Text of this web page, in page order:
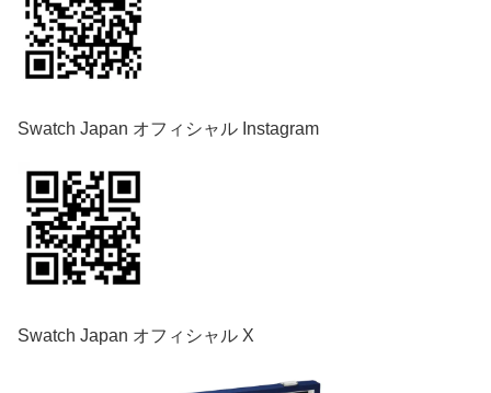
Swatch Japan オフィシャル Instagram
Swatch Japan オフィシャル X